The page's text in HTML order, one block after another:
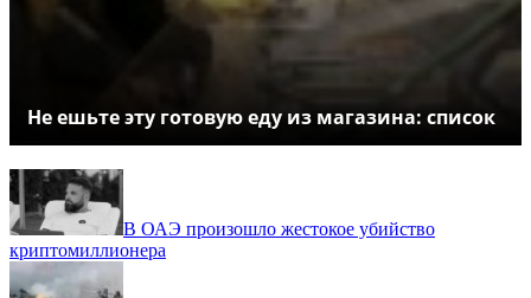
Не ешьте эту готовую еду из магазина: список
В ОАЭ произошло жестокое убийство
криптомиллионера